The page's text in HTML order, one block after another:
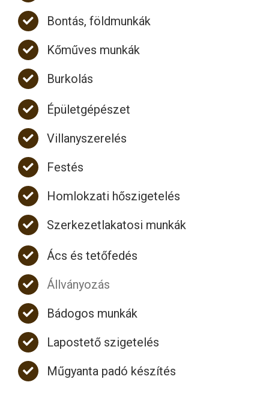
Bontás, földmunkák
Kőműves munkák
Burkolás
Épületgépészet
Villanyszerelés
Festés
Homlokzati hőszigetelés
Szerkezetlakatosi munkák
Ács és tetőfedés
Állványozás
Bádogos munkák
Lapostető szigetelés
Műgyanta padó készítés